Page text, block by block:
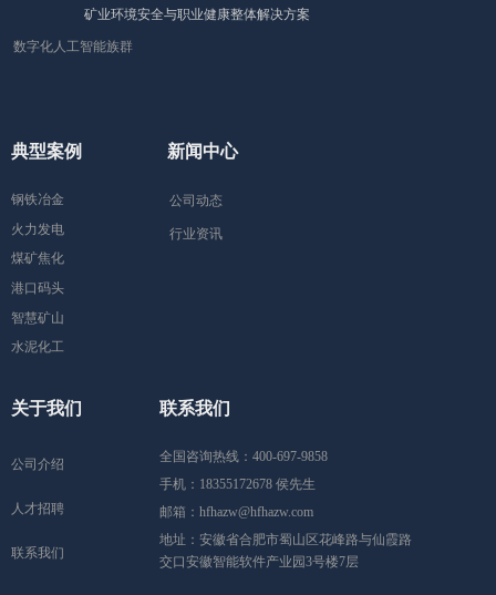
数字化人工智能族群
联系我们
全国咨询热线： 400-697-9858
手机： 18355172678 侯先生
邮箱： hfhazw@hfhazw.com
地址： 安徽省合肥市蜀山区花峰路与仙霞路
交口安徽智能软件产业园3号楼7层
关于我们
公司介绍
人才招聘
联系我们
矿业环境安全与职业健康整体解决方案
典型案例
钢铁冶金
火力发电
煤矿焦化
港口码头
智慧矿山
水泥化工
新闻中心
公司动态
行业资讯